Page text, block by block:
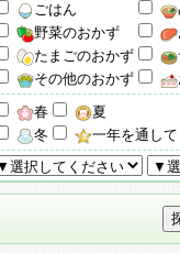
ごはん
野菜のおかず
たまごのおかず
その他のおかず
春 夏
冬
一年を通して